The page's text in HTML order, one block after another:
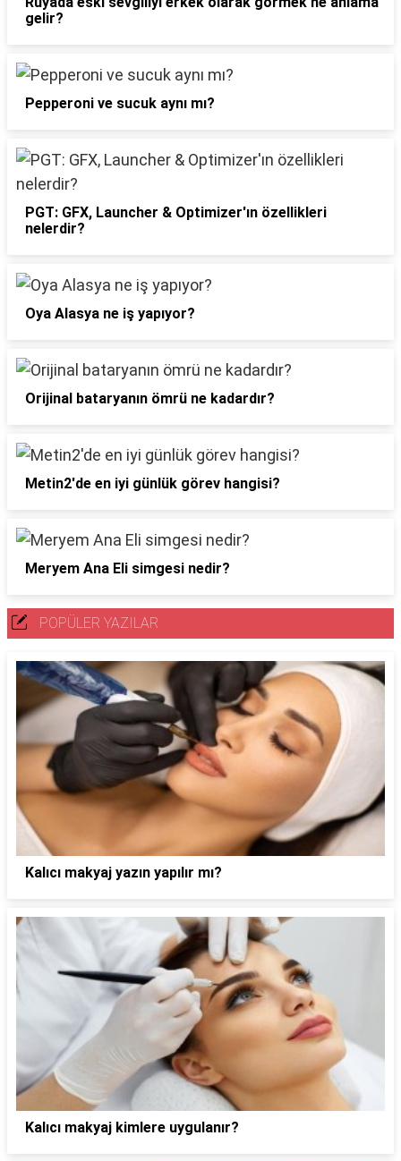
gelir?
Pepperoni ve sucuk aynı mı?
PGT: GFX, Launcher & Optimizer'ın özellikleri
nelerdir?
Oya Alasya ne iş yapıyor?
Orijinal bataryanın ömrü ne kadardır?
Metin2'de en iyi günlük görev hangisi?
Meryem Ana Eli simgesi nedir?
POPÜLER YAZILAR
Kalıcı makyaj yazın yapılır mı?
Kalıcı makyaj kimlere uygulanır?